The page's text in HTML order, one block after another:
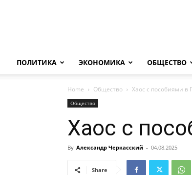
ПОЛИТИКА ЭКОНОМИКА ОБЩЕСТВО
Home Общество Хаос с пособиями в
Общество
Хаос с
By Александр Черкасский - 04.08.2025
Share